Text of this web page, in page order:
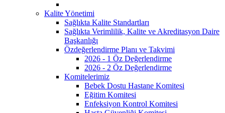
Kalite Yönetimi
Sağlıkta Kalite Standartları
Sağlıkta Verimlilik, Kalite ve Akreditasyon Daire
Başkanlığı
Özdeğerlendirme Planı ve Takvimi
2026 - 1 Öz Değerlendirme
2026 - 2 Öz Değerlendirme
Komitelerimiz
Bebek Dostu Hastane Komitesi
Eğitim Komitesi
Enfeksiyon Kontrol Komitesi